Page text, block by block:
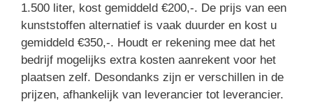
1.500 liter, kost gemiddeld €200,-. De prijs van een
kunststoffen alternatief is vaak duurder en kost u
gemiddeld €350,-. Houdt er rekening mee dat het
bedrijf mogelijks extra kosten aanrekent voor het
plaatsen zelf. Desondanks zijn er verschillen in de
prijzen, afhankelijk van leverancier tot leverancier.